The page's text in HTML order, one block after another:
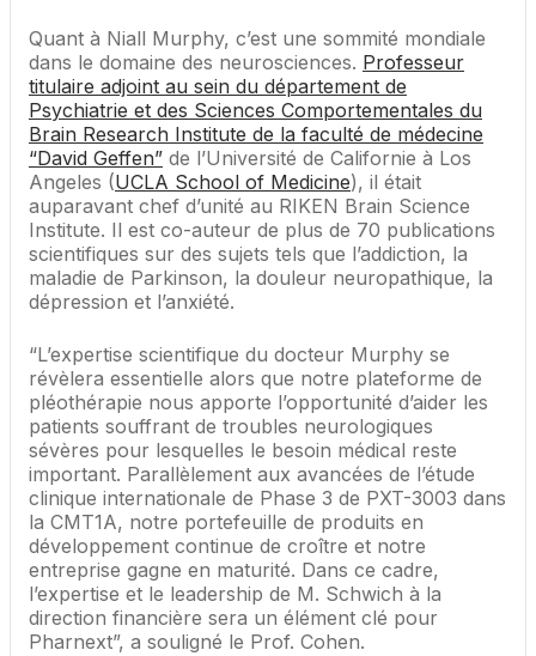
Quant à Niall Murphy, c’est une sommité mondiale
dans le domaine des neurosciences. Professeur
titulaire adjoint au sein du département de
Psychiatrie et des Sciences Comportementales du
Brain Research Institute de la faculté de médecine
“David Geffen” de l’Université de Californie à Los
Angeles (UCLA School of Medicine), il était
auparavant chef d’unité au RIKEN Brain Science
Institute. Il est co-auteur de plus de 70 publications
scientifiques sur des sujets tels que l’addiction, la
maladie de Parkinson, la douleur neuropathique, la
dépression et l’anxiété.
“L’expertise scientifique du docteur Murphy se
révèlera essentielle alors que notre plateforme de
pléothérapie nous apporte l’opportunité d’aider les
patients souffrant de troubles neurologiques
sévères pour lesquelles le besoin médical reste
important. Parallèlement aux avancées de l’étude
clinique internationale de Phase 3 de PXT-3003 dans
la CMT1A, notre portefeuille de produits en
développement continue de croître et notre
entreprise gagne en maturité. Dans ce cadre,
l’expertise et le leadership de M. Schwich à la
direction financière sera un élément clé pour
Pharnext”, a souligné le Prof. Cohen.